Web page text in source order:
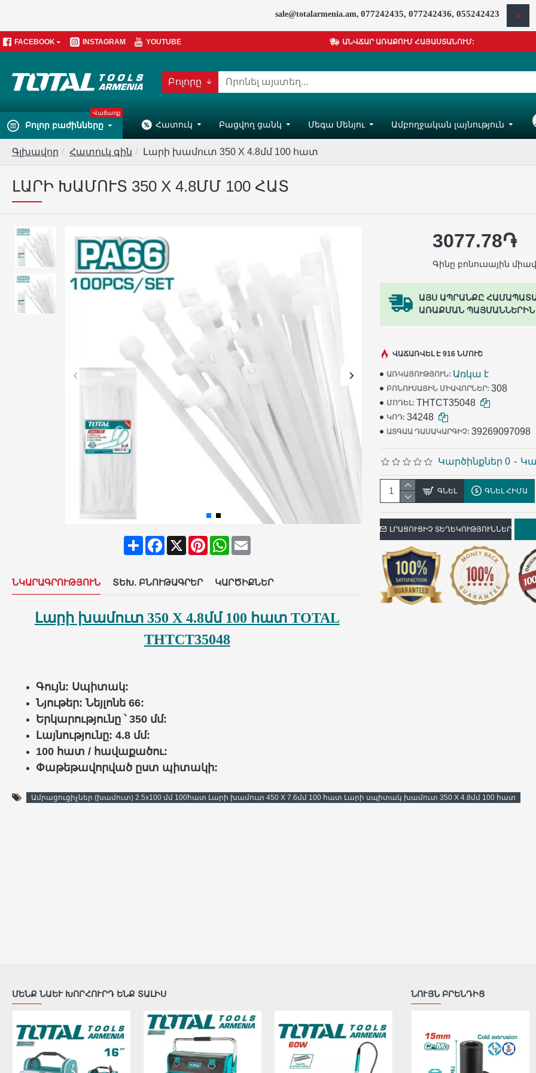
sale@totalarmenia.am, 077242435, 077242436, 055242423
FACEBOOK INSTAGRAM YOUTUBE ԱՆՎՃԱՐ ԱՌԱՔՈՒՄ ՀԱՅԱՍՏԱՆՈՒՄ:
Բոլորը
Բոլոր բաժինները
Վաճառք
Հատուկ Բացվող ցանկ Մեգա Մենյու Ամբողջական լայնություն
Գլխավոր Հատուկ գին Լարի խամուտ 350 X 4.8մմ 100 հատ
ԼԱՐԻ ԽԱՄՈՒՏ 350 X 4.8ՄՄ 100 ՀԱՏ
ShareFacebook
X PinterestWhatsApp
Email
ՆԿԱՐԱԳՐՈՒԹՅՈՒՆ ՏԵԽ. ԲՆՈՒԹԱԳՐԵՐ ԿԱՐԾԻՔՆԵՐ
Լարի խամուտ 350 X 4.8մմ 100 հատ TOTAL
THTCT35048
Գույն: Սպիտակ:
Նյութեր: Նեյլոնե 66:
Երկարությունը ՝ 350 մմ:
Լայնությունը: 4.8 մմ:
100 հատ / հավաքածու:
Փաթեթավորված ըստ պիտակի:
ԱՅՍ ԱՊՐԱՆՔԸ
ԱՌԱՔՄԱՆ ՊԱՅՄԱՆՆԵՐԻՆ
ԱՌԿԱՅՈՒԹՅՈՒՆ: Առկա է
ԲՈՆՈՒՍԱՅԻՆ ՄԻԱՎՈՐՆԵՐ: 308
ՄՈԴԵԼ: THTCT35048
ԿՈԴ: 34248
ԱՏԳԱԱ ԴԱՍԱԿԱՐԳԻՉ: 39269097098
ՎԱՃԱՌՎԵԼ Է 916 ՆՄՈՒՇ
Կարծինքներ 0 -
3077.78֏
Գինը բոնուսային
ԳՆԵԼ ԳՆԵԼ ՀԻՄԱ
ԼՐԱՑՈՒՑԻՉ ՏԵՂԵԿՈՒԹՅՈՒՆՆԵՐ
Ամրացուցիչներ (խամուտ) 2.5x100 մմ 100հատ Լարի խամուտ 450 X 7.6մմ 100 հատ Լարի սպիտակ խամուտ 350 X 4.8մմ 100 հատ
ՄԵՆՔ ՆԱԵՒ ԽՈՐՀՈՒՐԴ ԵՆՔ ՏԱԼԻՍ
ԱՌԿԱ ՉԷ
ՆՈՒՅՆ ԲՐԵՆԴԻՑ
ԱՌԿԱ ՉԷ